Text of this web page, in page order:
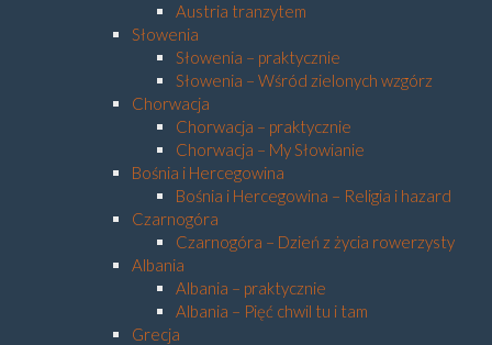
Austria tranzytem
Słowenia
Słowenia – praktycznie
Słowenia – Wśród zielonych wzgórz
Chorwacja
Chorwacja – praktycznie
Chorwacja – My Słowianie
Bośnia i Hercegowina
Bośnia i Hercegowina – Religia i hazard
Czarnogóra
Czarnogóra – Dzień z życia rowerzysty
Albania
Albania – praktycznie
Albania – Pięć chwil tu i tam
Grecja